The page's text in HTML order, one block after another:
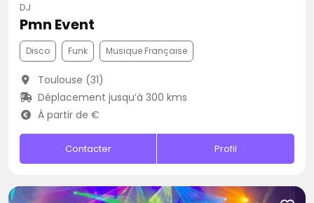
DJ
Pmn Event
Disco Funk Musique Française
Toulouse (31)
Déplacement jusqu’à 300 kms
À partir de €
Contacter Profil